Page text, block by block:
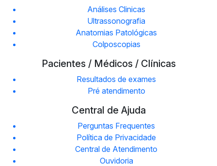
Análises Clinicas
Ultrassonografia
Anatomias Patológicas
Colposcopias
Pacientes / Médicos / Clínicas
Resultados de exames
Pré atendimento
Central de Ajuda
Perguntas Frequentes
Política de Privacidade
Central de Atendimento
Ouvidoria